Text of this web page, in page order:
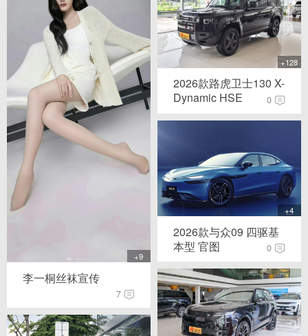
+9
李一桐丝袜宣传
7
+128
2026款路虎卫士130 X-
Dynamic HSE
0
+4
2026款与众09 四驱基
本型 官图
0